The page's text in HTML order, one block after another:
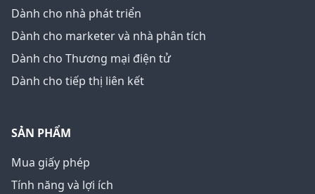
Dành cho nhà phát triển
Dành cho marketer và nhà phân tích
Dành cho Thương mại điện tử
Dành cho tiếp thị liên kết
SẢN PHẨM
Mua giấy phép
Tính năng và lợi ích